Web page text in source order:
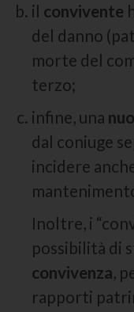
il convivente
del danno
morte del
terzo;
infine, una
dal coniuge
incidere
Inoltre, i
possibilità di
convivenza,
rapporti